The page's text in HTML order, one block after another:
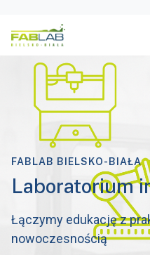
FABLAB BIELSKO-BIAŁA
Laboratorium
Łączymy edukację z
nowoczesnością